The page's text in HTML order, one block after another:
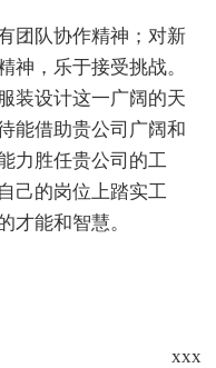
队协作精神；对新
神，乐于接受挑战。
装设计这一广阔的天
能借助贵公司广阔和
力胜任贵公司的工
己的岗位上踏实工
才能和智慧。
xxx